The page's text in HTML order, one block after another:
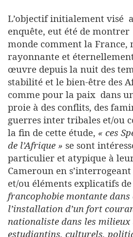
L’objectif initialement visé
enquête, eut été de
monde comment la France,
rayonnante et
œuvre depuis la nuit des
stabilité et le bien-être des
comme pour la paix dans
proie à des conflits, des
guerres inter tribales et/ou
la fin de cette étude, « ces
de l’Afrique » se sont
particulier et atypique à
Cameroun en
et/ou éléments explicatifs de
francophobie montante dans
l’installation d’un fort
nationaliste dans les milieux
estudiantins, culturels,